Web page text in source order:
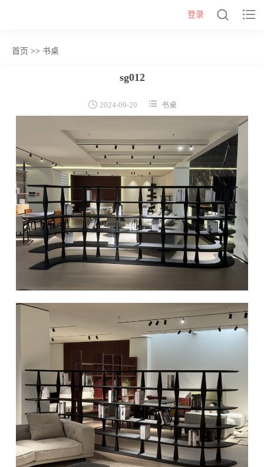


登录
报价表
柜类
书柜 床头柜 电视柜 酒柜 餐边柜&斗柜
桌类
书桌 妆台 茶桌 餐桌
休闲椅 长凳&小凳子 餐椅
首页 >> 书桌
sg012
 2024-09-20  书桌